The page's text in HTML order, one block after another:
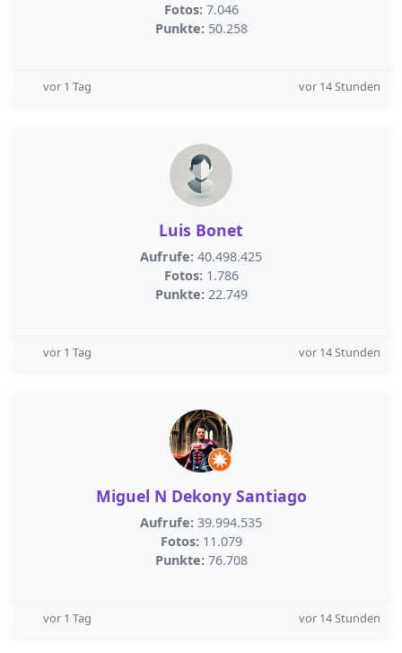
Fotos: 7.046
Punkte: 50.258
vor 1 Tag vor 14 Stunden
Luis Bonet
Aufrufe: 40.498.425
Fotos: 1.786
Punkte: 22.749
vor 1 Tag vor 14 Stunden
Miguel N Dekony Santiago
Aufrufe: 39.994.535
Fotos: 11.079
Punkte: 76.708
vor 1 Tag vor 14 Stunden